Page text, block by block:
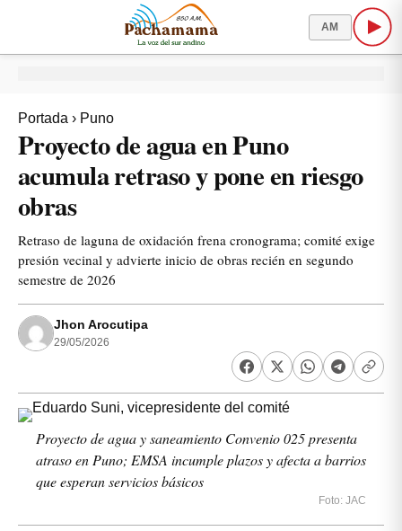
AM
Portada › Puno
Proyecto de agua en Puno
acumula retraso y pone en riesgo
obras
Retraso de laguna de oxidación frena cronograma; comité exige
presión vecinal y advierte inicio de obras recién en segundo
semestre de 2026
Jhon Arocutipa
29/05/2026
Proyecto de agua y saneamiento Convenio 025 presenta
atraso en Puno; EMSA incumple plazos y afecta a barrios
que esperan servicios básicos
Foto: JAC